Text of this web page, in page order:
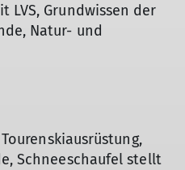
LVS, Grundwissen der
Natur- und
Schneeschaufel stellt